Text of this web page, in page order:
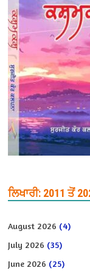
ਲਿਖਾਰੀ: 2011 ਤੋਂ
August 2026 (4)
July 2026 (35)
June 2026 (25)